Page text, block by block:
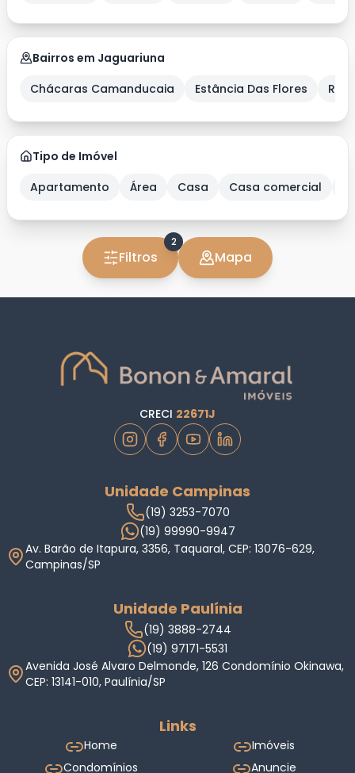
Filtros
2
Mapa
Bairros em Jaguariuna
Chácaras Camanducaia
Estância Das Flores
Tipo de Imóvel
Apartamento
Área Casa Casa comercial
CRECI 22671J
Unidade Campinas
(19) 3253-7070
(19) 99990-9947
Av. Barão de Itapura, 3356, Taquaral, CEP: 13076-629,
Campinas/SP
Unidade Paulínia
(19) 3888-2744
(19) 97171-5531
Avenida José Alvaro Delmonde, 126 Condomínio Okinawa,
CEP: 13141-010, Paulínia/SP
Links
Home
Imóveis
Condomínios
Anuncie